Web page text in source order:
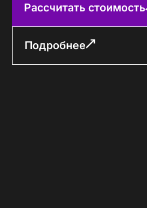
Рассчитать стоимость
Подробнее